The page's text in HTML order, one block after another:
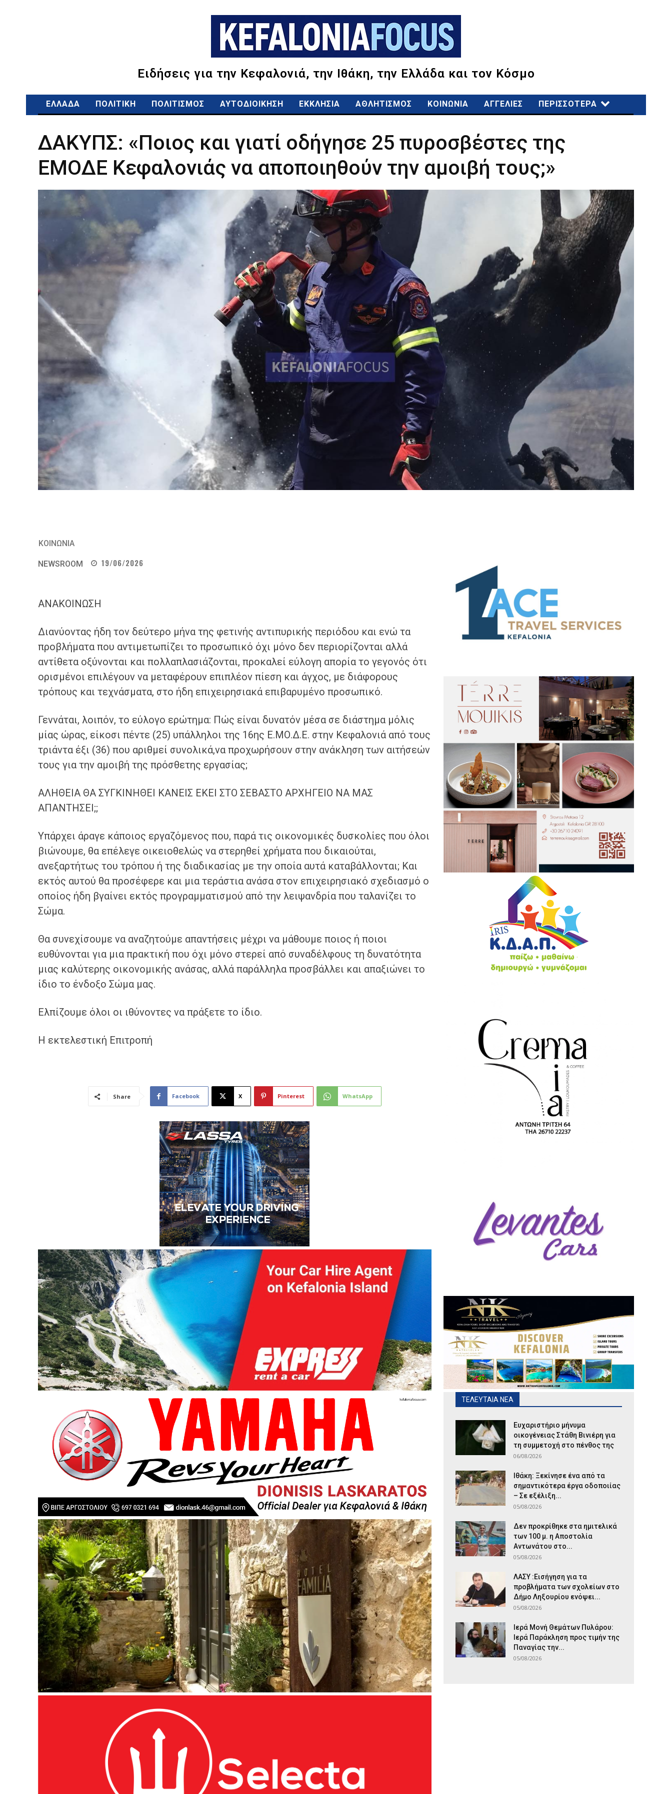
Ειδήσεις για την Κεφαλονιά, την Ιθάκη, την Ελλάδα και τον Κόσμο
ΕΛΛΑΔΑ ΠΟΛΙΤΙΚΗ ΠΟΛΙΤΙΣΜΟΣ ΑΥΤΟΔΙΟΙΚΗΣΗ ΕΚΚΛΗΣΙΑ ΑΘΛΗΤΙΣΜΟΣ ΚΟΙΝΩΝΙΑ ΑΓΓΕΛΙΕΣ ΠΕΡΙΣΣΟΤΕΡΑ
ΔΑΚΥΠΣ: «Ποιος και γιατί οδήγησε 25 πυροσβέστες της
ΕΜΟΔΕ Κεφαλονιάς να αποποιηθούν την αμοιβή τους;»
ΚΟΙΝΩΝΙΑ
NEWSROOM 19/06/2026
ΑΝΑΚΟΙΝΩΣΗ
Διανύοντας ήδη τον δεύτερο μήνα της φετινής αντιπυρικής περιόδου και ενώ τα
προβλήματα που αντιμετωπίζει το προσωπικό όχι μόνο δεν περιορίζονται αλλά
αντίθετα οξύνονται και πολλαπλασιάζονται, προκαλεί εύλογη απορία το γεγονός ότι
ορισμένοι επιλέγουν να μεταφέρουν επιπλέον πίεση και άγχος, με διάφορους
τρόπους και τεχνάσματα, στο ήδη επιχειρησιακά επιβαρυμένο προσωπικό.
Γεννάται, λοιπόν, το εύλογο ερώτημα: Πώς είναι δυνατόν μέσα σε διάστημα μόλις
μίας ώρας, είκοσι πέντε (25) υπάλληλοι της 16ης Ε.ΜΟ.Δ.Ε. στην Κεφαλονιά από τους
τριάντα έξι (36) που αριθμεί συνολικά,να προχωρήσουν στην ανάκληση των αιτήσεών
τους για την αμοιβή της πρόσθετης εργασίας;
ΑΛΗΘΕΙΑ ΘΑ ΣΥΓΚΙΝΗΘΕΙ ΚΑΝΕΙΣ ΕΚΕΙ ΣΤΟ ΣΕΒΑΣΤΟ ΑΡΧΗΓΕΙΟ ΝΑ ΜΑΣ
ΑΠΑΝΤΗΣΕΙ;;
Υπάρχει άραγε κάποιος εργαζόμενος που, παρά τις οικονομικές δυσκολίες που όλοι
βιώνουμε, θα επέλεγε οικειοθελώς να στερηθεί χρήματα που δικαιούται,
ανεξαρτήτως του τρόπου ή της διαδικασίας με την οποία αυτά καταβάλλονται; Και
εκτός αυτού θα προσέφερε και μια τεράστια ανάσα στον επιχειρησιακό σχεδιασμό ο
οποίος ήδη βγαίνει εκτός προγραμματισμού από την λειψανδρία που ταλανίζει το
Σώμα.
Θα συνεχίσουμε να αναζητούμε απαντήσεις μέχρι να μάθουμε ποιος ή ποιοι
ευθύνονται για μια πρακτική που όχι μόνο στερεί από συναδέλφους τη δυνατότητα
μιας καλύτερης οικονομικής ανάσας, αλλά παράλληλα προσβάλλει και απαξιώνει το
ίδιο το ένδοξο Σώμα μας.
Ελπίζουμε όλοι οι ιθύνοντες να πράξετε το ίδιο.
Η εκτελεστική Επιτροπή
Share Facebook X Pinterest WhatsApp
ΤΕΛΕΥΤΑΙΑ ΝΕΑ
Ευχαριστήριο μήνυμα
οικογένειας Στάθη Βινιέρη για
τη συμμετοχή στο πένθος της
06/08/2026
Ιθάκη: Ξεκίνησε ένα από τα
σημαντικότερα έργα οδοποιίας
– Σε εξέλιξη...
05/08/2026
Δεν προκρίθηκε στα ημιτελικά
των 100 μ. η Αποστολία
Αντωνάτου στο...
05/08/2026
ΛΑΣΥ :Εισήγηση για τα
προβλήματα των σχολείων στο
Δήμο Ληξουρίου ενόψει...
05/08/2026
Ιερά Μονή Θεμάτων Πυλάρου:
Ιερά Παράκληση προς τιμήν της
Παναγίας την...
05/08/2026